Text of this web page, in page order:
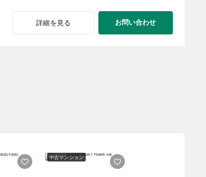
詳細を見る お問い合わせ
中古マンション